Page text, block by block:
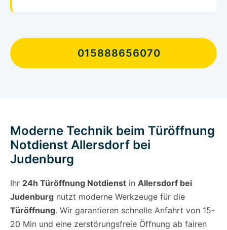
015888656070
Moderne Technik beim Türöffnung
Notdienst Allersdorf bei
Judenburg
Ihr 24h Türöffnung Notdienst in Allersdorf bei
Judenburg nutzt moderne Werkzeuge für die
Türöffnung. Wir garantieren schnelle Anfahrt von 15-
20 Min und eine zerstörungsfreie Öffnung ab fairen